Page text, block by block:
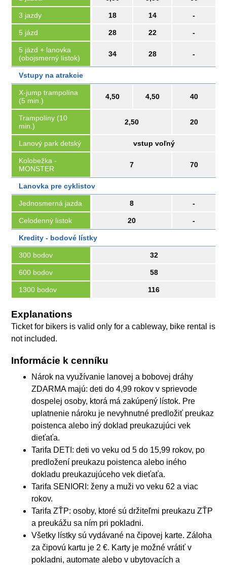
3 jazdy 18 14 -
5 jázd 28 22 -
5 jázd + lanovka
(obojsmerný lístok)
34 28 -
Vstupy na atrakcie
X-jump trampolína
(5 min.)
4,50 4,50 40
Trampolíny (10
min.)
2,50 20
Lanový park detský vstup voľný
Kolobežka -
MONSTER
7 70
Lanovka pre cyklistov
Jednosmerná jazda 8 -
Celodenný lístok 20 -
Kredity - bodové lístky
300 bodov 32
600 bodov 58
1300 bodov 116
Explanations
Ticket for bikers is valid only for a cableway, bike rental is
not included.
Informácie k cenníku
Nárok na využívanie lanovej a bobovej dráhy
ZDARMA majú: deti do 4,99 rokov v sprievode
dospelej osoby, ktorá má zakúpený lístok. Pre
uplatnenie nároku je nevyhnutné predložiť preukaz
poistenca alebo iný doklad preukazujúci vek
dieťaťa.
Tarifa DETI: deti vo veku od 5 do 15,99 rokov, po
predložení preukazu poistenca alebo iného
dokladu preukazujúceho vek dieťaťa.
Tarifa SENIORI: ženy a muži vo veku 62 a viac
rokov.
Tarifa ZŤP: osoby, ktoré sú držiteľmi preukazu ZŤP
a preukážu sa ním pri pokladni.
Všetky lístky sú vydávané na čipovej karte. Záloha
za čipovú kartu je 2 €. Karty je možné vrátiť v
pokladni, automate alebo v ubytovacích a